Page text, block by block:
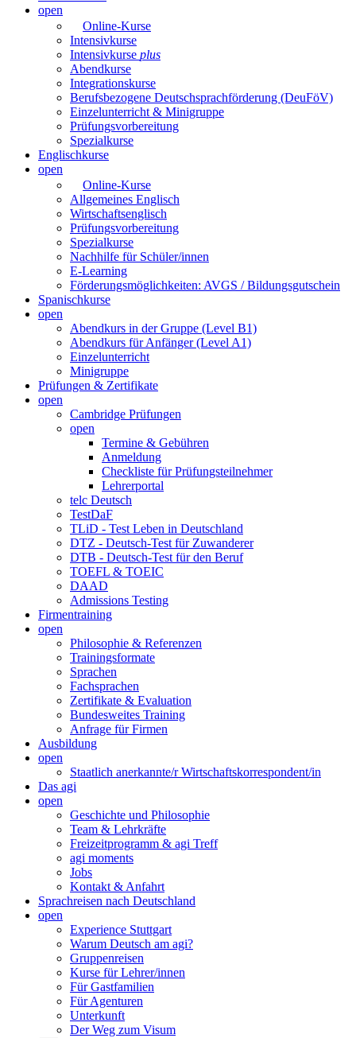
open
Online-Kurse
Intensivkurse
Intensivkurse plus
Abendkurse
Integrationskurse
Berufsbezogene Deutschsprachförderung (DeuFöV)
Einzelunterricht & Minigruppe
Prüfungsvorbereitung
Spezialkurse
Englischkurse
open
Online-Kurse
Allgemeines Englisch
Wirtschaftsenglisch
Prüfungsvorbereitung
Spezialkurse
Nachhilfe für Schüler/innen
E-Learning
Förderungsmöglichkeiten: AVGS / Bildungsgutschein
Spanischkurse
open
Abendkurs in der Gruppe (Level B1)
Abendkurs für Anfänger (Level A1)
Einzelunterricht
Minigruppe
Prüfungen & Zertifikate
open
Cambridge Prüfungen
open
Termine & Gebühren
Anmeldung
Checkliste für Prüfungsteilnehmer
Lehrerportal
telc Deutsch
TestDaF
TLiD - Test Leben in Deutschland
DTZ - Deutsch-Test für Zuwanderer
DTB - Deutsch-Test für den Beruf
TOEFL & TOEIC
DAAD
Admissions Testing
Firmentraining
open
Philosophie & Referenzen
Trainingsformate
Sprachen
Fachsprachen
Zertifikate & Evaluation
Bundesweites Training
Anfrage für Firmen
Ausbildung
open
Staatlich anerkannte/r Wirtschaftskorrespondent/in
Das agi
open
Geschichte und Philosophie
Team & Lehrkräfte
Freizeitprogramm & agi Treff
agi moments
Jobs
Kontakt & Anfahrt
Sprachreisen nach Deutschland
open
Experience Stuttgart
Warum Deutsch am agi?
Gruppenreisen
Kurse für Lehrer/innen
Für Gastfamilien
Für Agenturen
Unterkunft
Der Weg zum Visum